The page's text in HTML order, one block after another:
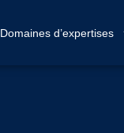
Domaines d’expertises